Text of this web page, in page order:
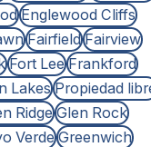
Englewood Cliffs
Fairfield Fairview
Fort Lee Frankford
LakesPropiedad
Ridge Glen Rock
VerdeGreenwich